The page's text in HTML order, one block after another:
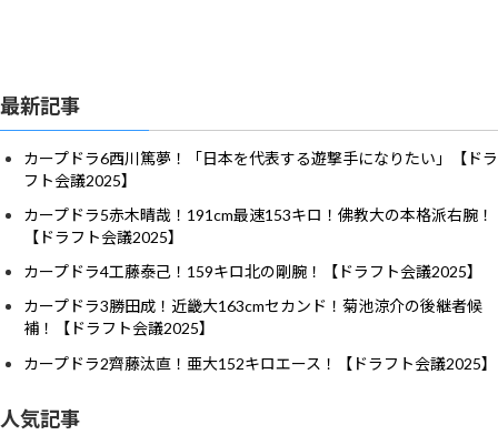
最新記事
カープドラ6西川篤夢！「日本を代表する遊撃手になりたい」【ドラ
フト会議2025】
カープドラ5赤木晴哉！191cm最速153キロ！佛教大の本格派右腕！
【ドラフト会議2025】
カープドラ4工藤泰己！159キロ北の剛腕！【ドラフト会議2025】
カープドラ3勝田成！近畿大163cmセカンド！菊池涼介の後継者候
補！【ドラフト会議2025】
カープドラ2齊藤汰直！亜大152キロエース！【ドラフト会議2025】
人気記事